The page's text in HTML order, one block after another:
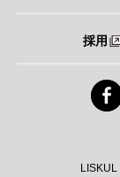
採用
LISKUL